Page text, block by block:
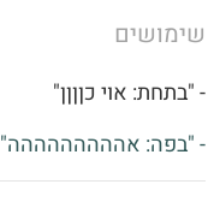
שימושים
- "בתחת: אוי כןןןן"
- "בפה: אההההההההה"